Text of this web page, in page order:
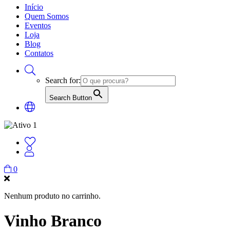
Início
Quem Somos
Eventos
Loja
Blog
Contatos
Search for:
Search Button
0
Nenhum produto no carrinho.
Vinho Branco